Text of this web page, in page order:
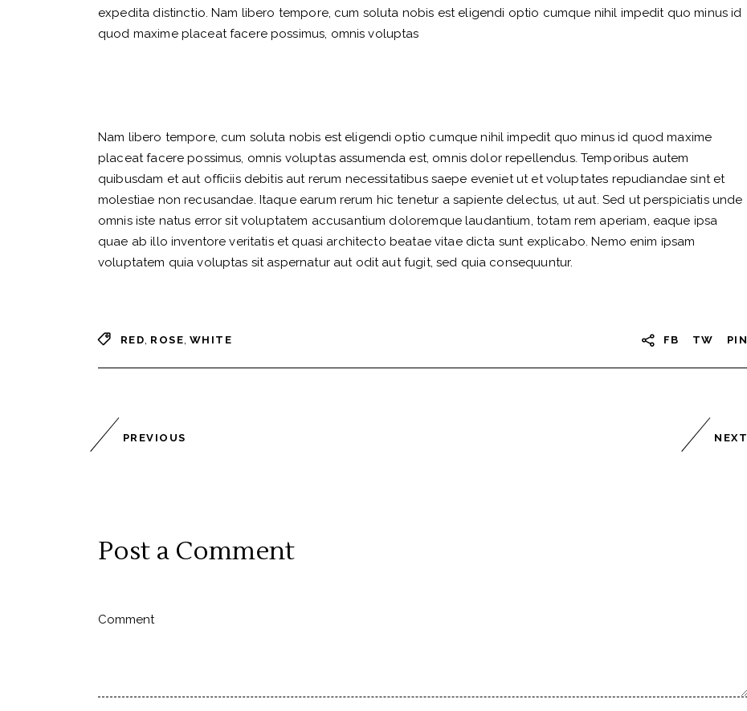
expedita distinctio. Nam libero tempore, cum soluta nobis est eligendi optio cumque nihil impedit quo minus id
quod maxime placeat facere possimus, omnis voluptas
Nam libero tempore, cum soluta nobis est eligendi optio cumque nihil impedit quo minus id quod maxime
placeat facere possimus, omnis voluptas assumenda est, omnis dolor repellendus. Temporibus autem
quibusdam et aut officiis debitis aut rerum necessitatibus saepe eveniet ut et voluptates repudiandae sint et
molestiae non recusandae. Itaque earum rerum hic tenetur a sapiente delectus, ut aut. Sed ut perspiciatis unde
omnis iste natus error sit voluptatem accusantium doloremque laudantium, totam rem aperiam, eaque ipsa
quae ab illo inventore veritatis et quasi architecto beatae vitae dicta sunt explicabo. Nemo enim ipsam
voluptatem quia voluptas sit aspernatur aut odit aut fugit, sed quia consequuntur.
RED, ROSE,WHITE FB TW PIN
PREVIOUS NEXT
Post a Comment